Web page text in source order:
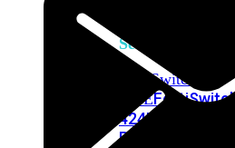
Series
FortiSwitch
424EFortiSwitch
424E-
POE